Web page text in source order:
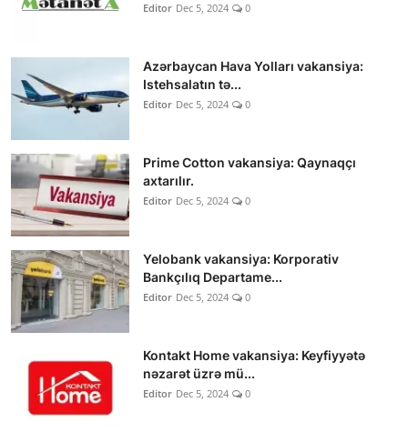
Editor Dec 5, 2024 0
Azərbaycan Hava Yolları vakansiya:
Istehsalatın tə...
Editor Dec 5, 2024 0
Prime Cotton vakansiya: Qaynaqçı
axtarılır.
Editor Dec 5, 2024 0
Yelobank vakansiya: Korporativ
Bankçılıq Departame...
Editor Dec 5, 2024 0
Kontakt Home vakansiya: Keyfiyyətə
nəzarət üzrə mü...
Editor Dec 5, 2024 0